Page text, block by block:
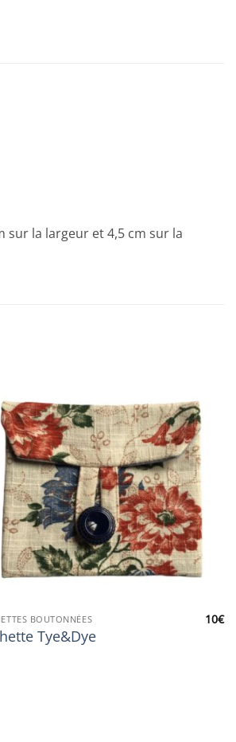
sur la largeur et 4,5 cm sur la
BOUTONNÉES
Tye&Dye
10€